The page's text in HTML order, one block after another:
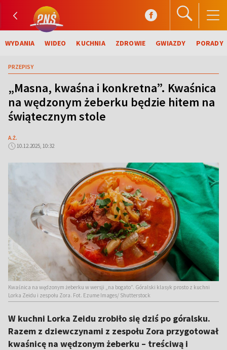
WYDANIA WIDEO KUCHNIA ZDROWIE GWIAZDY PORADY
PRZEPISY
„Masna, kwaśna i konkretna”. Kwaśnica
na wędzonym żeberku będzie hitem na
świątecznym stole
A.Ż.
10.12.2025, 10:32
Kwaśnica na wędzonym żeberku w wersji „na bogato”. Góralski klasyk prosto z kuchni
Lorka Zeidu i zespołu Zora. Fot. Ezume Images/ Shutterstock
W kuchni Lorka Zeidu zrobiło się dziś po góralsku.
Razem z dziewczynami z zespołu Zora przygotował
kwaśnicę na wędzonym żeberku – treściwą i